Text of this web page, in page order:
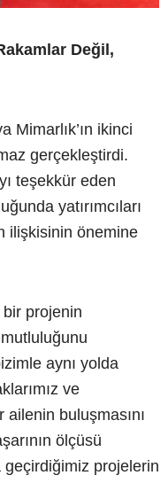
Değil,
Mimarlık’ın ikinci
gerçekleştirdi.
teşekkür eden
yatırımcıları
ilişkisinin önemine
bir projenin
aynı yolda
ve
ailenin buluşmasını
ölçüsü
geçirdiğimiz projelerin